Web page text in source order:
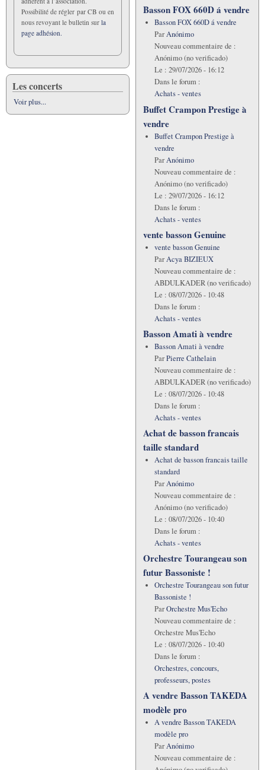
Possibilité de régler par CB ou en
nous revoyant le bulletin sur la
page adhésion.
Les concerts
Voir plus...
Basson FOX 660D á vendre
Basson FOX 660D á vendre
ParAnónimo
Nouveau commentaire de :
Anónimo (no verificado)
Le : 29/07/2026 - 16:12
Dans le forum :
Achats - ventes
Buffet Crampon Prestige à
vendre
Buffet Crampon Prestige à
vendre
ParAnónimo
Nouveau commentaire de :
Anónimo (no verificado)
Le : 29/07/2026 - 16:12
Dans le forum :
Achats - ventes
vente basson Genuine
vente basson Genuine
ParAcya BIZIEUX
Nouveau commentaire de :
ABDULKADER (no verificado)
Le : 08/07/2026 - 10:48
Dans le forum :
Achats - ventes
Basson Amati à vendre
Basson Amati à vendre
ParPierre Cathelain
Nouveau commentaire de :
ABDULKADER (no verificado)
Le : 08/07/2026 - 10:48
Dans le forum :
Achats - ventes
Achat de basson francais
taille standard
Achat de basson francais taille
standard
ParAnónimo
Nouveau commentaire de :
Anónimo (no verificado)
Le : 08/07/2026 - 10:40
Dans le forum :
Achats - ventes
Orchestre Tourangeau son
futur Bassoniste !
Orchestre Tourangeau son futur
Bassoniste !
ParOrchestre Mus'Echo
Nouveau commentaire de :
Orchestre Mus'Echo
Le : 08/07/2026 - 10:40
Dans le forum :
Orchestres, concours,
professeurs, postes
A vendre Basson TAKEDA
modèle pro
A vendre Basson TAKEDA
modèle pro
ParAnónimo
Nouveau commentaire de :